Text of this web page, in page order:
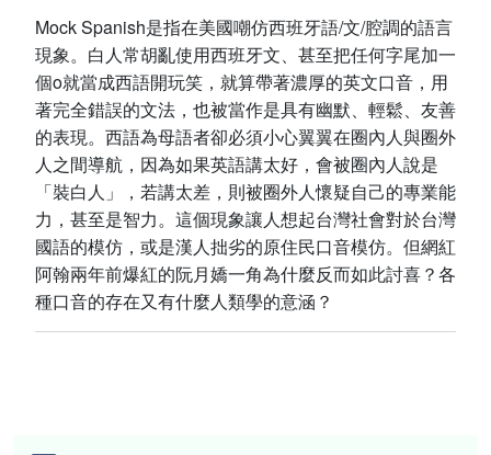
Mock Spanish是指在美國嘲仿西班牙語/文/腔調的語言
現象。白人常胡亂使用西班牙文、甚至把任何字尾加一
個o就當成西語開玩笑，就算帶著濃厚的英文口音，用
著完全錯誤的文法，也被當作是具有幽默、輕鬆、友善
的表現。西語為母語者卻必須小心翼翼在圈內人與圈外
人之間導航，因為如果英語講太好，會被圈內人說是
「裝白人」，若講太差，則被圈外人懷疑自己的專業能
力，甚至是智力。這個現象讓人想起台灣社會對於台灣
國語的模仿，或是漢人拙劣的原住民口音模仿。但網紅
阿翰兩年前爆紅的阮月嬌一角為什麼反而如此討喜？各
種口音的存在又有什麼人類學的意涵？